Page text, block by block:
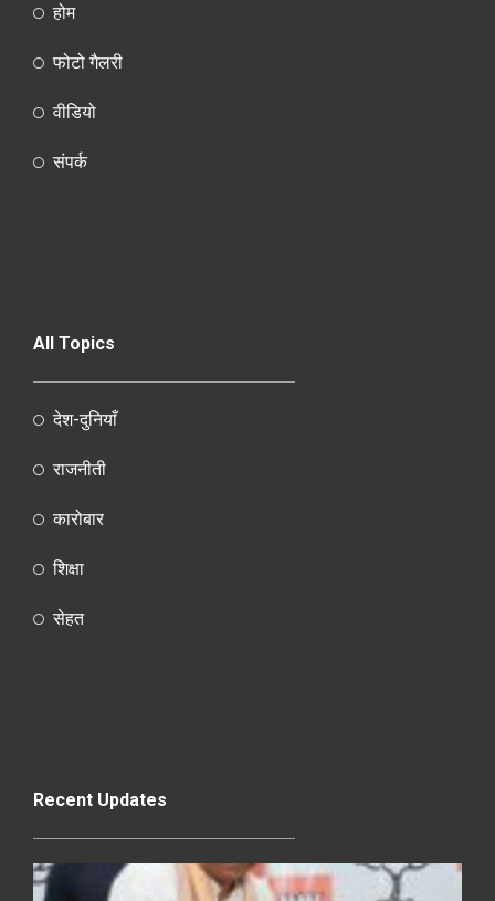
होम
फोटो गैलरी
वीडियो
संपर्क
All Topics
देश-दुनियाँ
राजनीती
कारोबार
शिक्षा
सेहत
Recent Updates